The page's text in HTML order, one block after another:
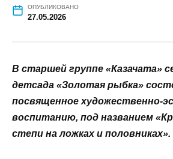
ОПУБЛИКОВАНО
27.05.2026
В старшей группе «Казачата»
семикаракорского детсада
состоялось занятие,
художественно-эстетическому
названием «Краски донской